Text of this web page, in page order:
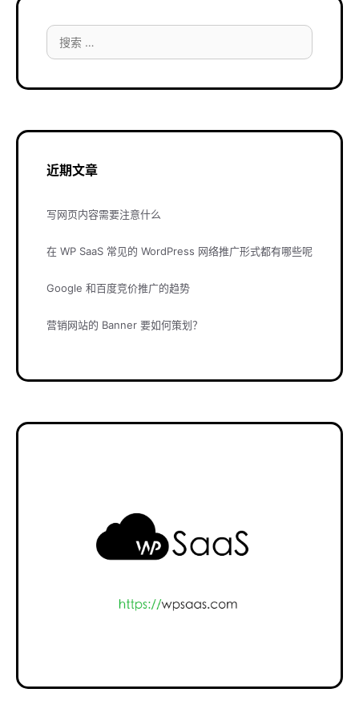
搜
索：
近期文章
写网页内容需要注意什么
在 WP SaaS 常见的 WordPress 网络推广形式都有哪些呢
Google 和百度竞价推广的趋势
营销网站的 Banner 要如何策划？